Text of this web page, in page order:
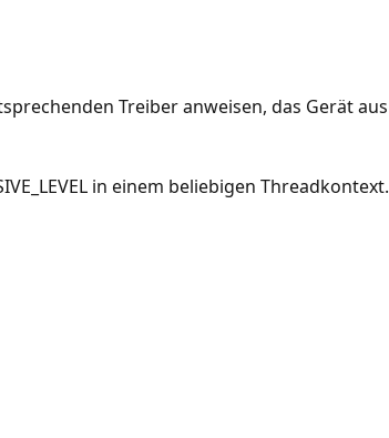
Treiber anweisen, das Gerät aus
in einem beliebigen Threadkontext.